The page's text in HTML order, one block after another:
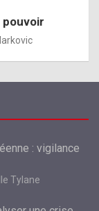
pouvoir
: vigilance
Tylane